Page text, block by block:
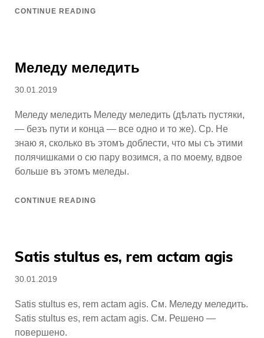
CONTINUE READING
Меледу меледить
Posted
30.01.2019
Меледу меледить Меледу меледить (дѣлать пустяки,
— безъ пути и конца — все одно и то же). Ср. Не
знаю я, сколько въ этомъ доблести, что мы съ этими
полячишками о сю пару возимся, а по моему, вдвое
больше въ этомъ меледы.
CONTINUE READING
Satis stultus es, rem actam agis
Posted
30.01.2019
Satis stultus es, rem actam agis. См. Меледу меледить.
Satis stultus es, rem actam agis. См. Решено —
повершено.